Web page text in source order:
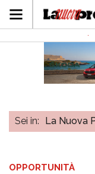
Sei in: La Nuova
OPPORTUNITÀ